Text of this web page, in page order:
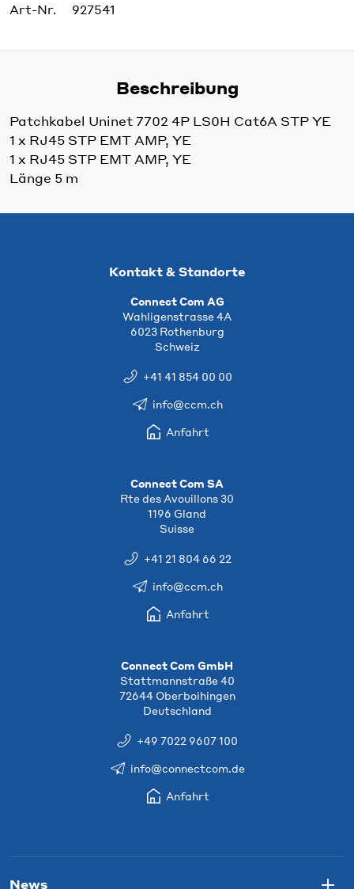
Art-Nr. 927541
Beschreibung
Patchkabel Uninet 7702 4P LS0H Cat6A STP YE
1 x RJ45 STP EMT AMP, YE
1 x RJ45 STP EMT AMP, YE
Länge 5 m
Kontakt & Standorte
Connect Com AG
Wahligenstrasse 4A
6023 Rothenburg
Schweiz
+41 41 854 00 00
info@ccm.ch
Anfahrt
Connect Com SA
Rte des Avouillons 30
1196 Gland
Suisse
+41 21 804 66 22
info@ccm.ch
Anfahrt
Connect Com GmbH
Stattmannstraße 40
72644 Oberboihingen
Deutschland
+49 7022 9607 100
info@connectcom.de
Anfahrt
News